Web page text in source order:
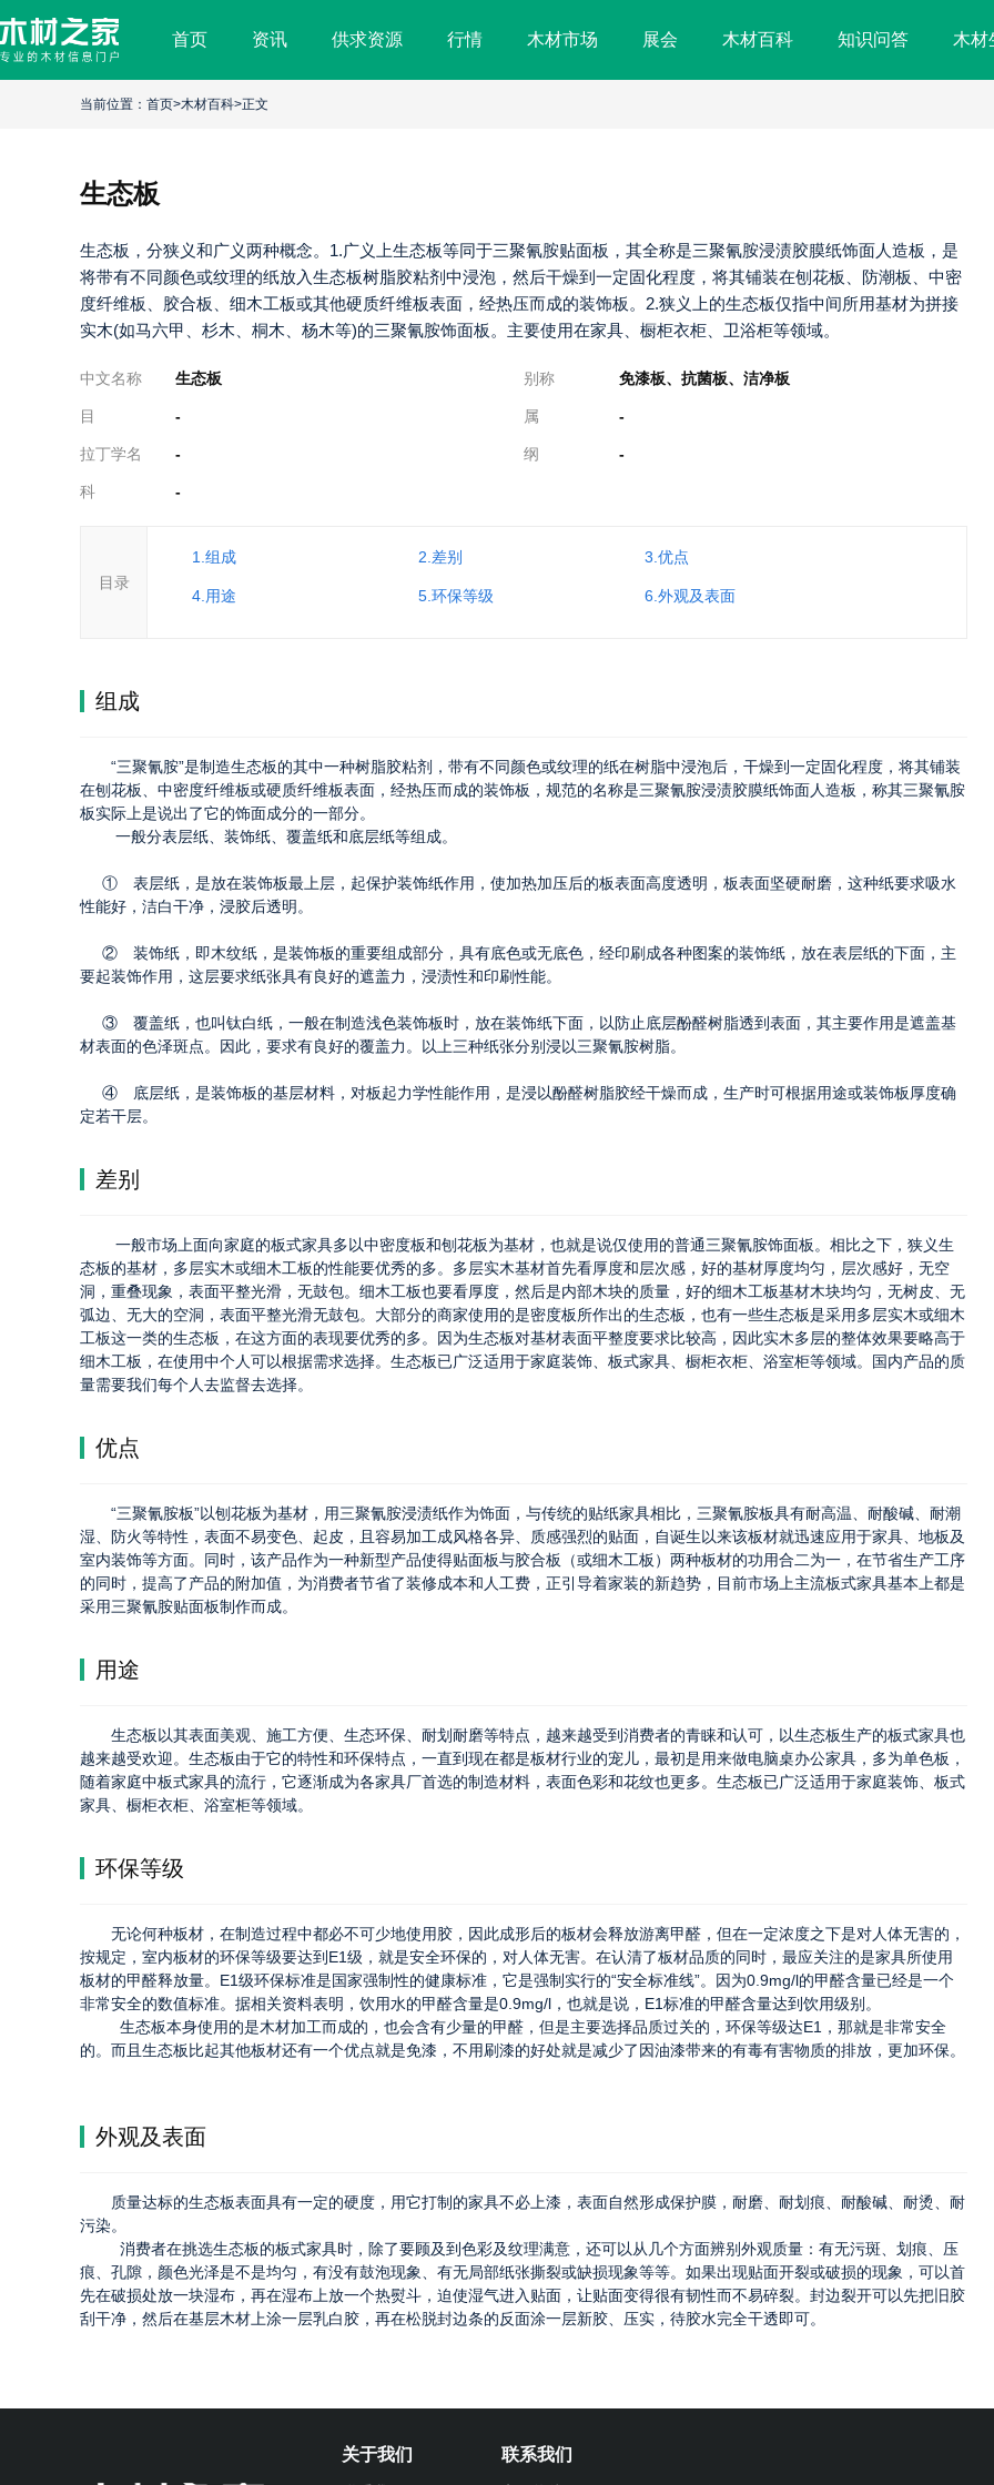
首页 资讯 供求资源 行情 木材市场 展会 木材百科 知识问答 木材
当前位置： 首页>木材百科>正文
生态板
生态板，分狭义和广义两种概念。1.广义上生态板等同于三聚氰胺贴面板，其全称是三聚氰胺浸渍胶膜纸饰面人造板，是
将带有不同颜色或纹理的纸放入生态板树脂胶粘剂中浸泡，然后干燥到一定固化程度，将其铺装在刨花板、防潮板、中密
度纤维板、胶合板、细木工板或其他硬质纤维板表面，经热压而成的装饰板。2.狭义上的生态板仅指中间所用基材为拼接
实木(如马六甲、杉木、桐木、杨木等)的三聚氰胺饰面板。主要使用在家具、橱柜衣柜、卫浴柜等领域。
中文名称 生态板 别称 免漆板、抗菌板、洁净板
目 - 属 -
拉丁学名 - 纲 -
科 -
目录
1.组成 2.差别 3.优点
4.用途 5.环保等级 6.外观及表面
组成
“三聚氰胺”是制造生态板的其中一种树脂胶粘剂，带有不同颜色或纹理的纸在树脂中浸泡后，干燥到一定固化程度，将其铺装
在刨花板、中密度纤维板或硬质纤维板表面，经热压而成的装饰板，规范的名称是三聚氰胺浸渍胶膜纸饰面人造板，称其三聚氰胺
板实际上是说出了它的饰面成分的一部分。
一般分表层纸、装饰纸、覆盖纸和底层纸等组成。
① 表层纸，是放在装饰板最上层，起保护装饰纸作用，使加热加压后的板表面高度透明，板表面坚硬耐磨，这种纸要求吸水
性能好，洁白干净，浸胶后透明。
② 装饰纸，即木纹纸，是装饰板的重要组成部分，具有底色或无底色，经印刷成各种图案的装饰纸，放在表层纸的下面，主
要起装饰作用，这层要求纸张具有良好的遮盖力，浸渍性和印刷性能。
③ 覆盖纸，也叫钛白纸，一般在制造浅色装饰板时，放在装饰纸下面，以防止底层酚醛树脂透到表面，其主要作用是遮盖基
材表面的色泽斑点。因此，要求有良好的覆盖力。以上三种纸张分别浸以三聚氰胺树脂。
④ 底层纸，是装饰板的基层材料，对板起力学性能作用，是浸以酚醛树脂胶经干燥而成，生产时可根据用途或装饰板厚度确
定若干层。
差别
一般市场上面向家庭的板式家具多以中密度板和刨花板为基材，也就是说仅使用的普通三聚氰胺饰面板。相比之下，狭义生
态板的基材，多层实木或细木工板的性能要优秀的多。多层实木基材首先看厚度和层次感，好的基材厚度均匀，层次感好，无空
洞，重叠现象，表面平整光滑，无鼓包。细木工板也要看厚度，然后是内部木块的质量，好的细木工板基材木块均匀，无树皮、无
弧边、无大的空洞，表面平整光滑无鼓包。大部分的商家使用的是密度板所作出的生态板，也有一些生态板是采用多层实木或细木
工板这一类的生态板，在这方面的表现要优秀的多。因为生态板对基材表面平整度要求比较高，因此实木多层的整体效果要略高于
细木工板，在使用中个人可以根据需求选择。生态板已广泛适用于家庭装饰、板式家具、橱柜衣柜、浴室柜等领域。国内产品的质
量需要我们每个人去监督去选择。
优点
“三聚氰胺板”以刨花板为基材，用三聚氰胺浸渍纸作为饰面，与传统的贴纸家具相比，三聚氰胺板具有耐高温、耐酸碱、耐潮
湿、防火等特性，表面不易变色、起皮，且容易加工成风格各异、质感强烈的贴面，自诞生以来该板材就迅速应用于家具、地板及
室内装饰等方面。同时，该产品作为一种新型产品使得贴面板与胶合板（或细木工板）两种板材的功用合二为一，在节省生产工序
的同时，提高了产品的附加值，为消费者节省了装修成本和人工费，正引导着家装的新趋势，目前市场上主流板式家具基本上都是
采用三聚氰胺贴面板制作而成。
用途
生态板以其表面美观、施工方便、生态环保、耐划耐磨等特点，越来越受到消费者的青睐和认可，以生态板生产的板式家具也
越来越受欢迎。生态板由于它的特性和环保特点，一直到现在都是板材行业的宠儿，最初是用来做电脑桌办公家具，多为单色板，
随着家庭中板式家具的流行，它逐渐成为各家具厂首选的制造材料，表面色彩和花纹也更多。生态板已广泛适用于家庭装饰、板式
家具、橱柜衣柜、浴室柜等领域。
环保等级
无论何种板材，在制造过程中都必不可少地使用胶，因此成形后的板材会释放游离甲醛，但在一定浓度之下是对人体无害的，
按规定，室内板材的环保等级要达到E1级，就是安全环保的，对人体无害。在认清了板材品质的同时，最应关注的是家具所使用
板材的甲醛释放量。E1级环保标准是国家强制性的健康标准，它是强制实行的“安全标准线”。因为0.9mg/l的甲醛含量已经是一个
非常安全的数值标准。据相关资料表明，饮用水的甲醛含量是0.9mg/l，也就是说，E1标准的甲醛含量达到饮用级别。
生态板本身使用的是木材加工而成的，也会含有少量的甲醛，但是主要选择品质过关的，环保等级达E1，那就是非常安全
的。而且生态板比起其他板材还有一个优点就是免漆，不用刷漆的好处就是减少了因油漆带来的有毒有害物质的排放，更加环保。
外观及表面
质量达标的生态板表面具有一定的硬度，用它打制的家具不必上漆，表面自然形成保护膜，耐磨、耐划痕、耐酸碱、耐烫、耐
污染。
消费者在挑选生态板的板式家具时，除了要顾及到色彩及纹理满意，还可以从几个方面辨别外观质量：有无污斑、划痕、压
痕、孔隙，颜色光泽是不是均匀，有没有鼓泡现象、有无局部纸张撕裂或缺损现象等等。如果出现贴面开裂或破损的现象，可以首
先在破损处放一块湿布，再在湿布上放一个热熨斗，迫使湿气进入贴面，让贴面变得很有韧性而不易碎裂。封边裂开可以先把旧胶
刮干净，然后在基层木材上涂一层乳白胶，再在松脱封边条的反面涂一层新胶、压实，待胶水完全干透即可。
关于我们 联系我们